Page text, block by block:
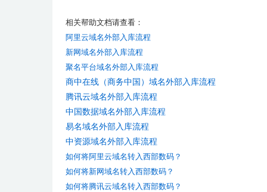
相关帮助文档请查看：
阿里云域名外部入库流程
新网域名外部入库流程
聚名平台域名外部入库流程
商中在线（商务中国）域名外部入库流程
腾讯云域名外部入库流程
中国数据域名外部入库流程
易名域名外部入库流程
中资源域名外部入库流程
如何将阿里云域名转入西部数码？
如何将新网域名转入西部数码？
如何将腾讯云域名转入西部数码？